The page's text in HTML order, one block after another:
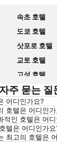
속초 호텔
도쿄 호텔
삿포로 호텔
교토 호텔
고성 호텔
방콕 호텔
포항 호텔
히로시마 호
통영 호텔
주 묻는 질
어디인가요?
호텔은 어디인
적인 호텔은 어
텔은 어디인가요
최고의 호텔은